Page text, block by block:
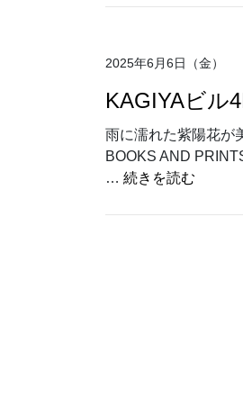
2025年6月6日（金）
KAGIYAビル
雨に濡れた紫陽花が
BOOKS AND
… 続きを読む